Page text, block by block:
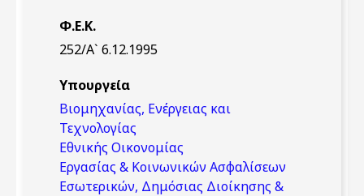
Φ.Ε.Κ.
252/Α` 6.12.1995
Υπουργεία
Βιομηχανίας, Ενέργειας και
Τεχνολογίας
Εθνικής Οικονομίας
Εργασίας & Κοινωνικών Ασφαλίσεων
Εσωτερικών, Δημόσιας Διοίκησης &